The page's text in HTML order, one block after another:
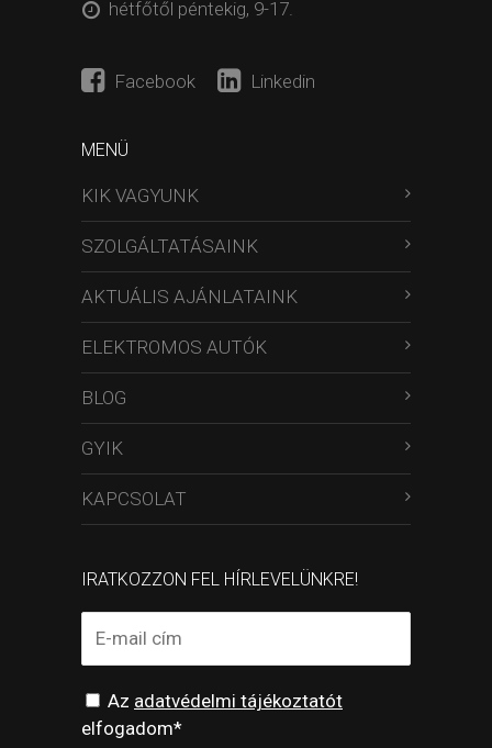
hétfőtől péntekig, 9-17.
Facebook Linkedin
MENÜ
KIK VAGYUNK
SZOLGÁLTATÁSAINK
AKTUÁLIS AJÁNLATAINK
ELEKTROMOS AUTÓK
BLOG
GYIK
KAPCSOLAT
IRATKOZZON FEL HÍRLEVELÜNKRE!
Az adatvédelmi tájékoztatót
elfogadom*